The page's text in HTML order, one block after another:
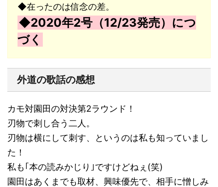
◆在ったのは信念の差。
◆2020年2号（12/23発売）につ
づく
外道の歌話の感想
カモ対園田の対決第2ラウンド！
刃物で刺し合う二人。
刃物は横にして刺す、というのは私も知っていまし
た！
私も｢本の読みかじり｣ですけどねぇ(笑)
園田はあくまでも取材、興味優先で、相手に憎しみ